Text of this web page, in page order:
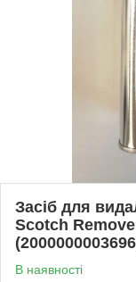
Засіб для
Scotch
В наявності